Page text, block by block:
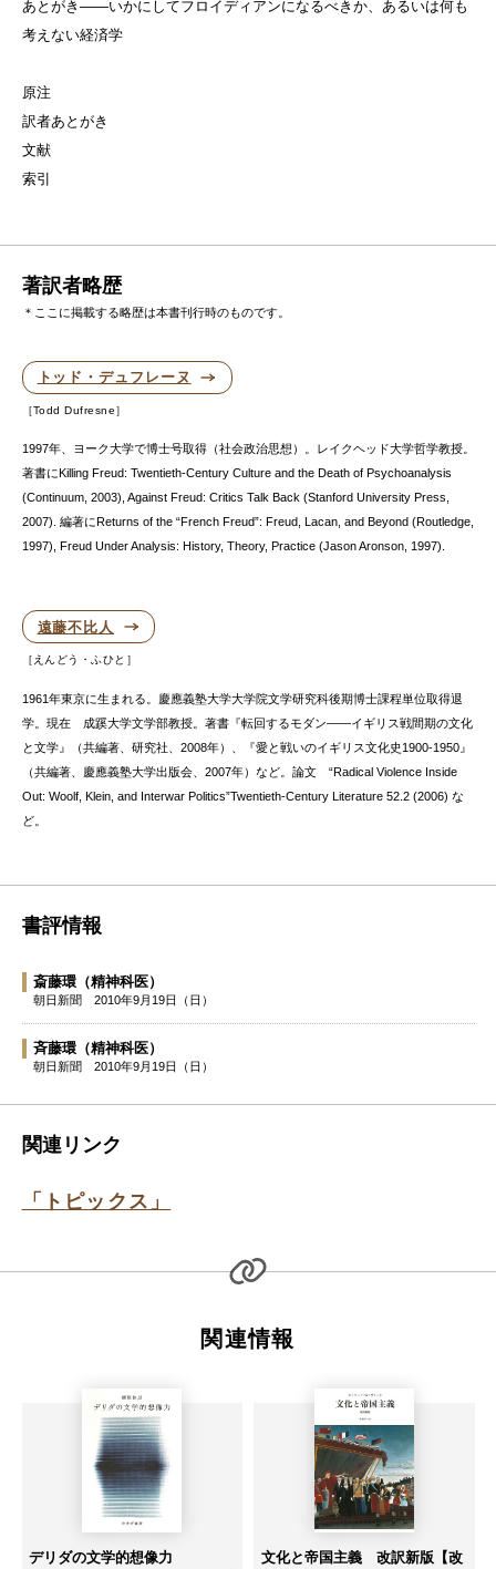
あとがき——いかにしてフロイディアンになるべきか、あるいは何も
考えない経済学
原注
訳者あとがき
文献
索引
著訳者略歴
＊ここに掲載する略歴は本書刊行時のものです。
トッド・デュフレーヌ
Todd Dufresne
1997年、ヨーク大学で博士号取得（社会政治思想）。レイクヘッド大学哲学教授。
著書にKilling Freud: Twentieth-Century Culture and the Death of Psychoanalysis
(Continuum, 2003), Against Freud: Critics Talk Back (Stanford University Press,
2007). 編著にReturns of the “French Freud”: Freud, Lacan, and Beyond (Routledge,
1997), Freud Under Analysis: History, Theory, Practice (Jason Aronson, 1997).
遠藤不比人
えんどう・ふひと
1961年東京に生まれる。慶應義塾大学大学院文学研究科後期博士課程単位取得退
学。現在 成蹊大学文学部教授。著書『転回するモダン——イギリス戦間期の文化
と文学』（共編著、研究社、2008年）、『愛と戦いのイギリス文化史1900-1950』
（共編著、慶應義塾大学出版会、2007年）など。論文 “Radical Violence Inside
Out: Woolf, Klein, and Interwar Politics”Twentieth-Century Literature 52.2 (2006) な
ど。
書評情報
斎藤環（精神科医）
朝日新聞 2010年9月19日（日）
斉藤環（精神科医）
朝日新聞 2010年9月19日（日）
関連リンク
「トピックス」
関連情報
デリダの文学的想像力
文化と帝国主義 改訳新版【改